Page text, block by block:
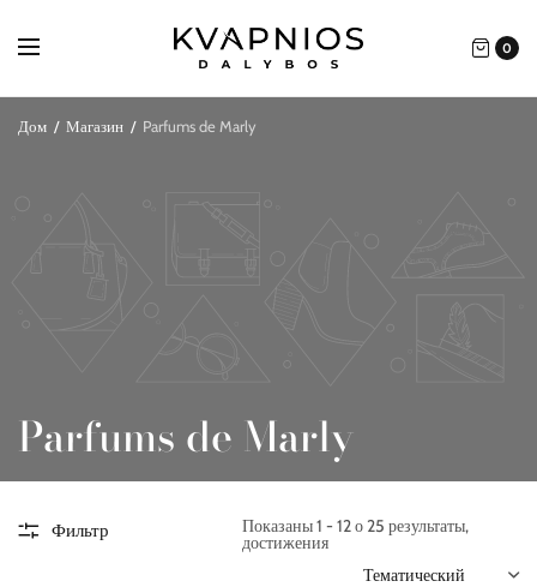
0
Дом / Магазин / Parfums de Marly
Parfums de Marly
Фильтр Показаны 1 - 12 о 25 результаты,
достижения